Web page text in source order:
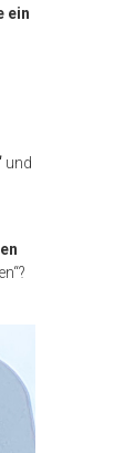
ein
und